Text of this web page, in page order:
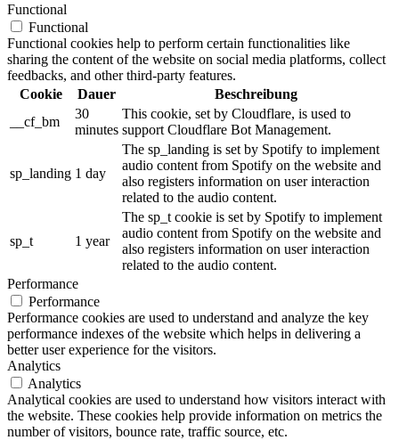
Functional
Functional
Functional cookies help to perform certain functionalities like
sharing the content of the website on social media platforms, collect
feedbacks, and other third-party features.
Cookie
Dauer
Beschreibung
__cf_bm
30
minutes
This cookie, set by Cloudflare, is used to
support Cloudflare Bot Management.
sp_landing 1 day
The sp_landing is set by Spotify to implement
audio content from Spotify on the website and
also registers information on user interaction
related to the audio content.
sp_t 1 year
The sp_t cookie is set by Spotify to implement
audio content from Spotify on the website and
also registers information on user interaction
related to the audio content.
Performance
Performance
Performance cookies are used to understand and analyze the key
performance indexes of the website which helps in delivering a
better user experience for the visitors.
Analytics
Analytics
Analytical cookies are used to understand how visitors interact with
the website. These cookies help provide information on metrics the
number of visitors, bounce rate, traffic source, etc.